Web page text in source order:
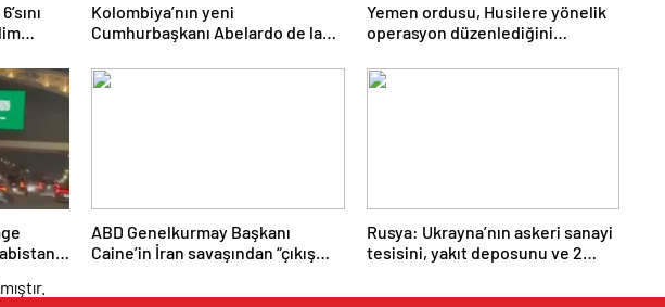
Kolombiya’nın yeni
Cumhurbaşkanı Abelardo de la
yükseliş
Yemen ordusu, Husilere yönelik
operasyon düzenlediğini
ABD Genelkurmay Başkanı
Caine’in İran savaşından “çıkış
Rusya: Ukrayna’nın askeri sanayi
tesisini, yakıt deposunu ve 2